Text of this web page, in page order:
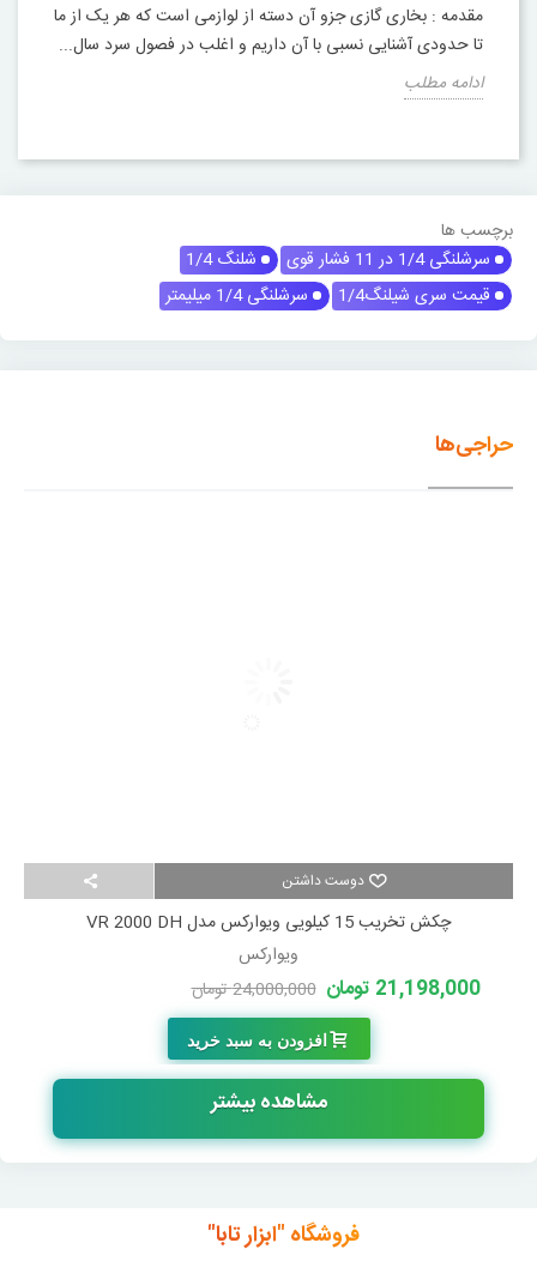
مقدمه : بخاری گازی جزو آن دسته از لوازمی است که هر یک از ما
تا حدودی آشنایی نسبی با آن داریم و اغلب در فصول سرد سال...
ادامه مطلب
برچسب ها
سرشلنگی 1/4 در 11 فشار قوی
شلنگ 1/4
قیمت سری شیلنگ1/4
سرشلنگی 1/4 میلیمتر
حراجی‌ها
دوست داشتن
چکش تخریب 15 کیلویی ویوارکس مدل VR 2000 DH
ویوارکس
21,198,000 تومان 24,000,000 تومان
افزودن به سبد خرید
مشاهده بیشتر
فروشگاه "ابزار تابا"